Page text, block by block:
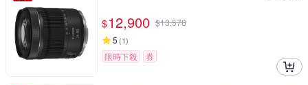
$12,900 $13,578
5 (1)
限時下殺 券